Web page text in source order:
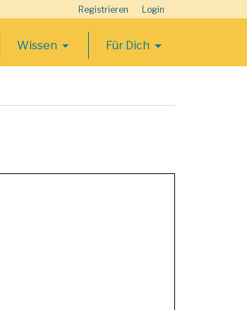
Registrieren Login
Wissen Für Dich